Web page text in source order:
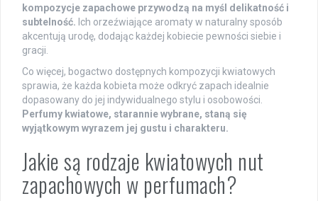
kompozycje zapachowe przywodzą na myśl delikatność i
subtelność. Ich orzeźwiające aromaty w naturalny sposób
akcentują urodę, dodając każdej kobiecie pewności siebie i
gracji.
Co więcej, bogactwo dostępnych kompozycji kwiatowych
sprawia, że każda kobieta może odkryć zapach idealnie
dopasowany do jej indywidualnego stylu i osobowości.
Perfumy kwiatowe, starannie wybrane, staną się
wyjątkowym wyrazem jej gustu i charakteru.
Jakie są rodzaje kwiatowych nut
zapachowych w perfumach?